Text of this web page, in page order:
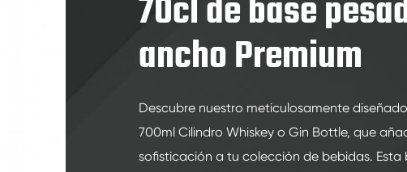
de vidrio de bebidas espirituosas
de vidrio de bebidas espirituosas
de vidrio de bebidas espirituosas
de vidrio de bebidas espirituosas
70cl de base
ancho Premium
Descubre nuestro meticulosamente
700ml Cilindro Whiskey o Gin Bottle, que
sofisticación a tu colección de bebidas.